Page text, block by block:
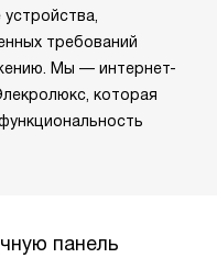
требований
Мы — интернет-
которая
панель